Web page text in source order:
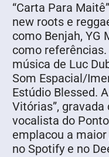
“Carta Para
new roots e
como Benjah, YG
como
música de Luc
Som Espacial/
Estúdio Blessed.
Vitórias”,
vocalista do
emplacou a maior
no Spotify e no